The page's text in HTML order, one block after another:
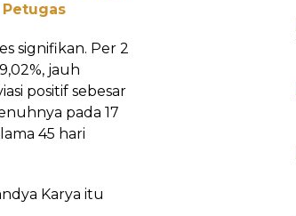
signifikan. Per 2
jauh
positif sebesar
pada 17
45 hari
Karya itu